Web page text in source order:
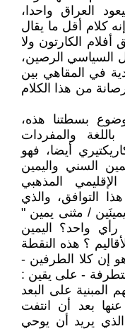
العراق واحدا،
كلام أقل ما يقال
الكارتون ولا
السياسي الرصين،
في المقاهي بين
من هذا الكلام
بسطتنا هذه،
والمفردات
أيضا، فهو
السني واليمين
المذهبي
التوافق، والذي
/ مثنى يمين "
واحد؟ اليمين
؟ هذه النقطة
إن كلا الطرفين -
- على يقين :
المبنية على البعد
بعد أن انتفت
يريد أن يوحي